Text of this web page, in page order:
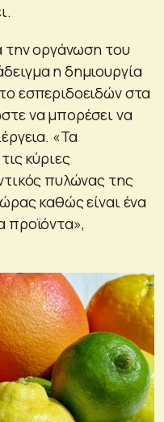
την οργάνωση του
η δημιουργία
εσπεριδοειδών στα
να μπορέσει να
«Τα
κύριες
πυλώνας της
καθώς είναι ένα
προϊόντα»,